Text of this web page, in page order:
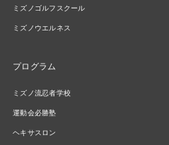
ミズノゴルフスクール
ミズノウエルネス
プログラム
ミズノ流忍者学校
運動会必勝塾
ヘキサスロン